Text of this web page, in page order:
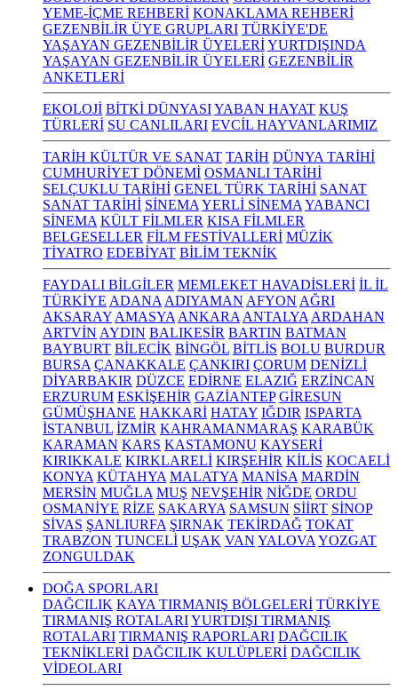
YEME-İÇME REHBERİ KONAKLAMA REHBERİ
GEZENBİLİR ÜYE GRUPLARI TÜRKİYE'DE
YAŞAYAN GEZENBİLİR ÜYELERİYURTDIŞINDA
YAŞAYAN GEZENBİLİR ÜYELERİ GEZENBİLİR
ANKETLERİ
EKOLOJİ BİTKİ DÜNYASIYABAN HAYAT KUŞ
TÜRLERİ SU CANLILARI EVCİL HAYVANLARIMIZ
TARİH KÜLTÜR VE SANAT TARİH DÜNYA TARİHİ
CUMHURİYET DÖNEMİ OSMANLI TARİHİ
SELÇUKLU TARİHİ GENEL TÜRK TARİHİ SANAT
SANAT TARİHİ SİNEMA YERLİ SİNEMA YABANCI
SİNEMA KÜLT FİLMLER KISA FİLMLER
BELGESELLER FİLM FESTİVALLERİ MÜZİK
TİYATRO EDEBİYAT BİLİM TEKNİK
FAYDALI BİLGİLER MEMLEKET HAVADİSLERİ İL İL
TÜRKİYE ADANA ADIYAMAN AFYON AĞRI
AKSARAY AMASYA ANKARA ANTALYA ARDAHAN
ARTVİN AYDIN BALIKESİR BARTIN BATMAN
BAYBURT BİLECİK BİNGÖL BİTLİS BOLU BURDUR
BURSA ÇANAKKALE ÇANKIRI ÇORUM DENİZLİ
DİYARBAKIR DÜZCE EDİRNE ELAZIĞ ERZİNCAN
ERZURUM ESKİŞEHİR GAZİANTEP GİRESUN
GÜMÜŞHANE HAKKARİ HATAY IĞDIR ISPARTA
İSTANBUL İZMİR KAHRAMANMARAŞ KARABÜK
KARAMAN KARS KASTAMONU KAYSERİ
KIRIKKALE KIRKLARELİ KIRŞEHİR KİLİS KOCAELİ
KONYA KÜTAHYA MALATYA MANİSA MARDİN
MERSİN MUĞLA MUŞ NEVŞEHİR NİĞDE ORDU
OSMANİYE RİZE SAKARYA SAMSUN SİİRT SİNOP
SİVAS ŞANLIURFA ŞIRNAK TEKİRDAĞ TOKAT
TRABZON TUNCELİ UŞAK VAN YALOVA YOZGAT
ZONGULDAK
DOĞA SPORLARI
DAĞCILIK KAYA TIRMANIŞ BÖLGELERİ TÜRKİYE
TIRMANIŞ ROTALARIYURTDIŞI TIRMANIŞ
ROTALARI TIRMANIŞ RAPORLARI DAĞCILIK
TEKNİKLERİ DAĞCILIK KULÜPLERİ DAĞCILIK
VİDEOLARI